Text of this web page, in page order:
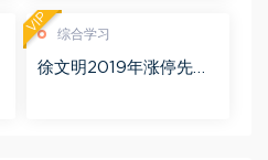
综合学习
徐文明2019年涨停先锋
VIP